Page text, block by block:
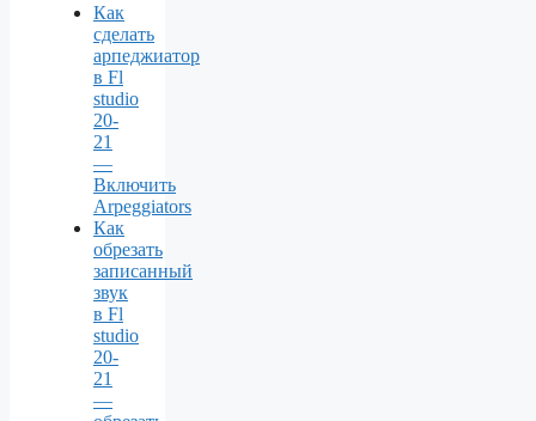
Как
сделать
арпеджиатор
в Fl
studio
20-
21
—
Включить
Arpeggiators
Как
обрезать
записанный
звук
в Fl
studio
20-
21
—